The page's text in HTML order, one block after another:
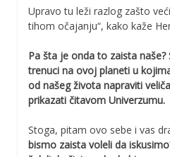
Upravo tu leži razlog zašto
tihom očajanju“, kako kaže
Pa šta je onda to zaista naše?
trenuci na ovoj planeti u
od našeg života napraviti
prikazati čitavom Univerzumu.
Stoga, pitam ovo sebe i vas
bismo zaista voleli da